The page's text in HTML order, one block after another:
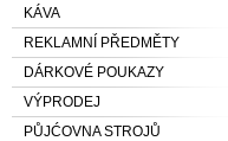
KÁVA
REKLAMNÍ PŘEDMĚTY
DÁRKOVÉ POUKAZY
VÝPRODEJ
PŮJĆOVNA STROJŮ